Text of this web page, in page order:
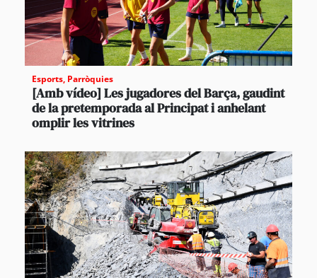
Esports, Parròquies
[Amb vídeo] Les jugadores del Barça, gaudint
de la pretemporada al Principat i anhelant
omplir les vitrines